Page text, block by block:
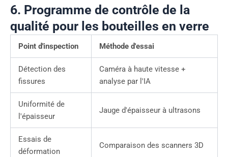
6. Programme de contrôle de la
qualité pour les bouteilles en verre
Point d'inspection Méthode d'essai
Détection des
fissures
Caméra à haute vitesse +
analyse par l'IA
Uniformité de
l'épaisseur
Jauge d'épaisseur à ultrasons
Essais de
déformation
Comparaison des scanners 3D